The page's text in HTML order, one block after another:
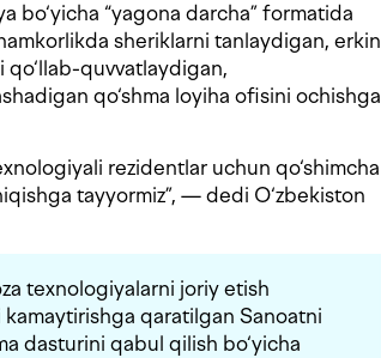
bo‘yicha “yagona darcha” formatida
sheriklarni tanlaydigan, erkin
qo‘llab-quvvatlaydigan,
qo‘shma loyiha ofisini ochishga
rezidentlar uchun qo‘shimcha
tayyormiz”, — dedi O‘zbekiston
texnologiyalarni joriy etish
qaratilgan Sanoatni
dasturini qabul qilish bo‘yicha